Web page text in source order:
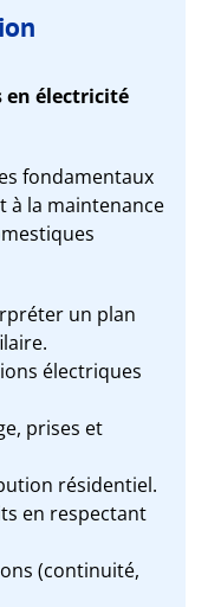
en électricité
fondamentaux
à la maintenance
un plan
électriques
prises et
résidentiel.
en respectant
(continuité,